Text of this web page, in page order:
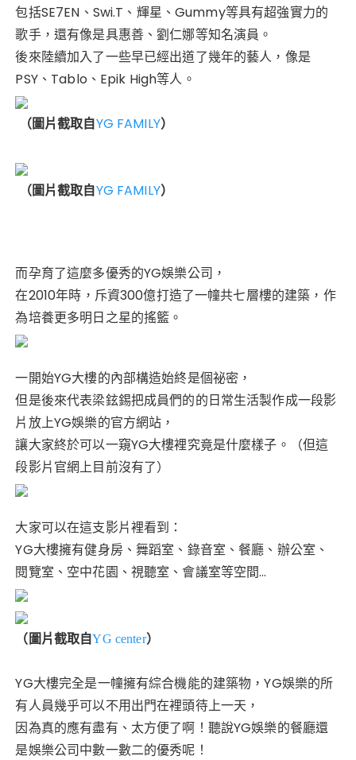
包括SE7EN、Swi.T、輝星、Gummy等具有超強實力的
歌手，還有像是具惠善、劉仁娜等知名演員。
後來陸續加入了一些早已經出道了幾年的藝人，像是
PSY、Tablo、Epik High等人。
（圖片截取自YG FAMILY）
（圖片截取自YG FAMILY）
而孕育了這麼多優秀的YG娛樂公司，
在2010年時，斥資300億打造了一幢共七層樓的建築，作
為培養更多明日之星的搖籃。
一開始YG大樓的內部構造始終是個祕密，
但是後來代表梁鉉錫把成員們的的日常生活製作成一段影
片放上YG娛樂的官方網站，
讓大家終於可以一窺YG大樓裡究竟是什麼樣子。（但這
段影片官網上目前沒有了）
大家可以在這支影片裡看到：
YG大樓擁有健身房、舞蹈室、錄音室、餐廳、辦公室、
閱覽室、空中花園、視聽室、會議室等空間…
（圖片截取自YG center）
YG大樓完全是一幢擁有綜合機能的建築物，YG娛樂的所
有人員幾乎可以不用出門在裡頭待上一天，
因為真的應有盡有、太方便了啊！聽說YG娛樂的餐廳還
是娛樂公司中數一數二的優秀呢！